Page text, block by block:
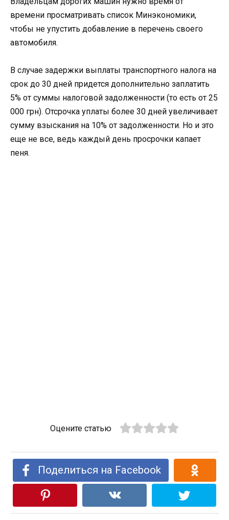
времени просматривать список Минэкономики,
чтобы не упустить добавление в перечень своего
автомобиля.
В случае задержки выплаты транспортного налога на
срок до 30 дней придется дополнительно заплатить
5% от суммы налоговой задолженности (то есть от 25
000 грн). Отсрочка уплаты более 30 дней увеличивает
сумму взыскания на 10% от задолженности. Но и это
еще не все, ведь каждый день просрочки капает
пеня.
Оцените статью
Поделиться на Facebook